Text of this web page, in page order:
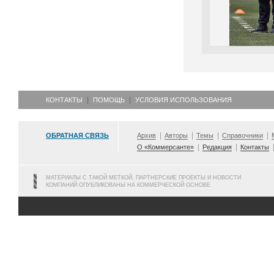
КОНТАКТЫ ПОМОЩЬ УСЛОВИЯ ИСПОЛЬЗОВАНИЯ
ОБРАТНАЯ СВЯЗЬ Архив Авторы Темы Справочники
О «Коммерсанте»
Редакция Контакты
МАТЕРИАЛЫ С ТАКОЙ МЕТКОЙ, ПАРТНЕРСКИЕ ПРОЕКТЫ И НОВОСТИ
КОМПАНИЙ ОПУБЛИКОВАНЫ НА КОММЕРЧЕСКОЙ ОСНОВЕ